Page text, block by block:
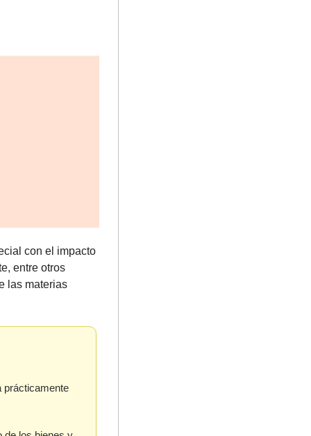
con el impacto
entre otros
las materias
prácticamente